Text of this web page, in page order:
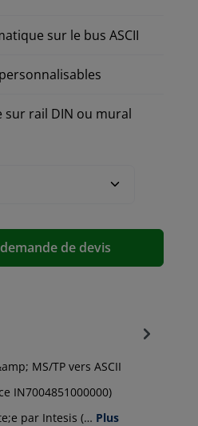
sur le bus ASCII
sur rail DIN ou mural
de devis
MS/TP vers ASCII
IN7004851000000)
par Intesis (… Plus